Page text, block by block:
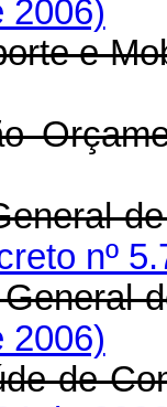
2006)
e
nº
2006)
de